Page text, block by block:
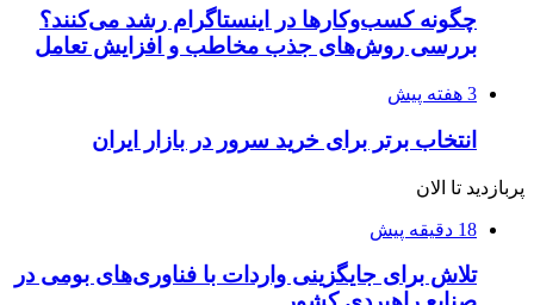
چگونه کسب‌وکارها در اینستاگرام رشد می‌کنند؟
بررسی روش‌های جذب مخاطب و افزایش تعامل
3 هفته پیش
انتخاب برتر برای خرید سرور در بازار ایران
پربازدید تا الان
18 دقیقه پیش
تلاش برای جایگزینی واردات با فناوری‌های بومی در